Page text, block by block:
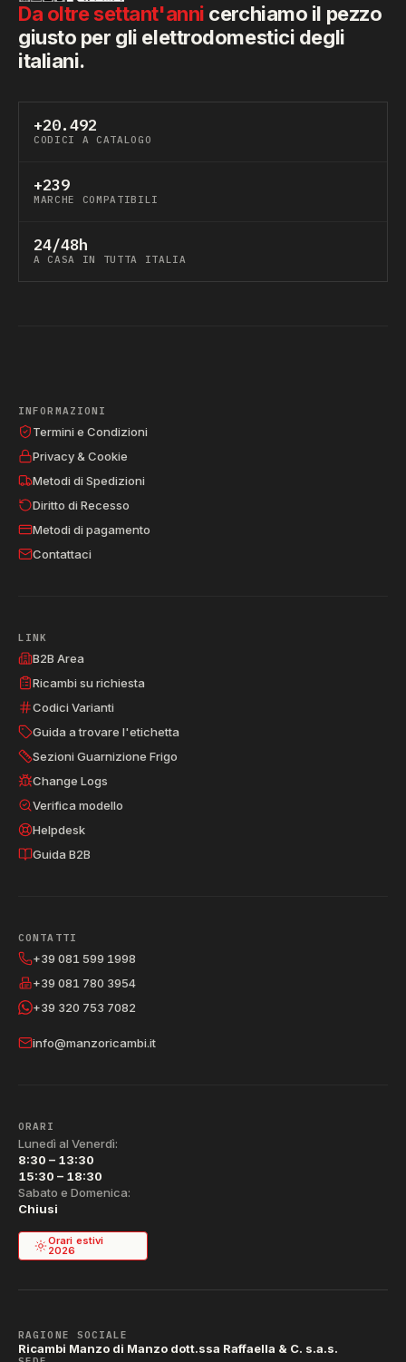
Da oltre settant'anni cerchiamo il pezzo
giusto per gli elettrodomestici degli
italiani.
+20.492
CODICI A CATALOGO
+239
MARCHE COMPATIBILI
24/48h
A CASA IN TUTTA ITALIA
INFORMAZIONI
Termini e Condizioni
Privacy & Cookie
Metodi di Spedizioni
Diritto di Recesso
Metodi di pagamento
Contattaci
LINK
B2B Area
Ricambi su richiesta
Codici Varianti
Guida a trovare l'etichetta
Sezioni Guarnizione Frigo
Change Logs
Verifica modello
Helpdesk
Guida B2B
CONTATTI
+39 081 599 1998
+39 081 780 3954
+39 320 753 7082
info@manzoricambi.it
ORARI
Lunedì al Venerdì:
8:30 – 13:30
15:30 – 18:30
Sabato e Domenica:
Chiusi
Orari estivi
2026
RAGIONE SOCIALE
Ricambi Manzo di Manzo dott.ssa Raffaella & C. s.a.s.